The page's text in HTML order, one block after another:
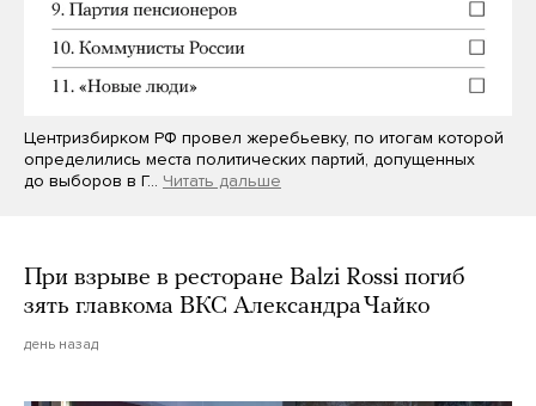
Центризбирком РФ провел жеребьевку, по итогам которой
определились места политических партий, допущенных
до выборов в Г… Читать дальше
При взрыве в ресторане Balzi Rossi погиб
зять главкома ВКС Александра Чайко
день назад